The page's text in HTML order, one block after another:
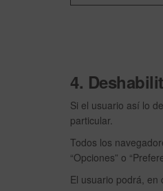
4.
Si el usuario así lo
particular.
Todos los
“Opciones” o
El usuario podrá, en